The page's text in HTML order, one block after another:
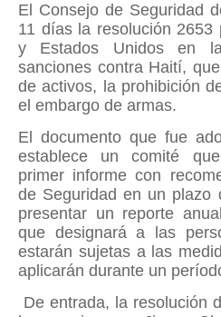
El Consejo de Seguridad
11 días la resolución 2653
y Estados Unidos en
sanciones contra Haití,
de activos, la prohibición
el embargo de armas.
El documento que fue
establece un comité
primer informe con
de Seguridad en un plazo
presentar un reporte
que designará a las
estarán sujetas a las
aplicarán durante un
De entrada, la resolución